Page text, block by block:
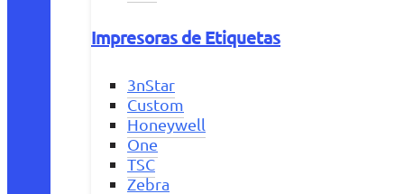
Impresoras de Etiquetas
3nStar
Custom
Honeywell
One
TSC
Zebra